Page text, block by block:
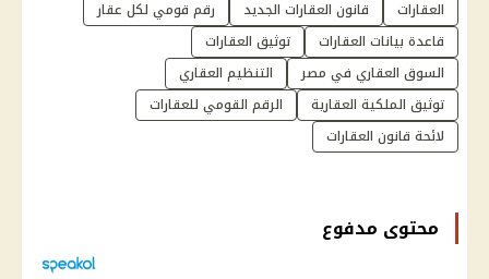
العقارات قانون العقارات الجديد
رقم قومي لكل عقار
قاعدة بيانات العقارات
توثيق العقارات
السوق العقاري في مصر
التنظيم العقاري
توثيق الملكية العقارية
الرقم القومي للعقارات
لائحة قانون العقارات
محتوى مدفوع